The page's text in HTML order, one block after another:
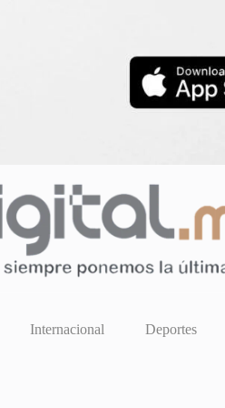
Internacional Deportes